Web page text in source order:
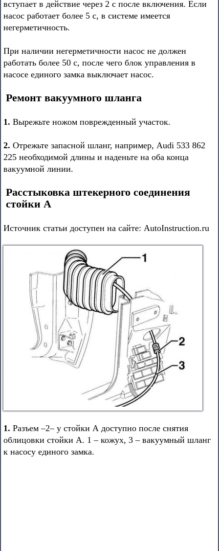
вступает в действие через 2 с после включения. Если
насос работает более 5 с, в системе имеется
негерметичность.
При наличии негерметичности насос не должен
работать более 50 с, после чего блок управления в
насосе единого замка выключает насос.
Ремонт вакуумного шланга
1. Вырежьте ножом поврежденный участок.
2. Отрежьте запасной шланг, например, Audi 533 862
225 необходимой длины и наденьте на оба конца
вакуумной линии.
Расстыковка штекерного соединения
стойки А
Источник статьи доступен на сайте: AutoInstruction.ru
1. Разъем –2– у стойки А доступно после снятия
облицовки стойки А. 1 – кожух, 3 – вакуумный шланг
к насосу единого замка.